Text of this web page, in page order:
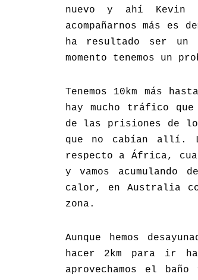
nuevo y ahí Kevin
acompañarnos más es
ha resultado ser un
momento tenemos un
Tenemos 10km más
hay mucho tráfico
de las prisiones de
que no cabían allí.
respecto a África,
y vamos acumulando
calor, en Australia
zona.
Aunque hemos
hacer 2km para ir
aprovechamos el